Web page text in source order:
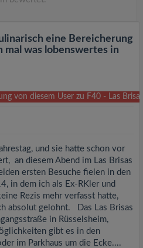
eine Bereicherung
mal was lobenswertes in
von diesem User zu F40 - Las
und sie hatte schon vor
an diesem Abend im Las Brisas
ersten Besuche fielen in den
in dem ich als Ex-RKler und
Rezis mehr verfasst hatte,
absolut gelohnt. Das Las Brisas
in Rüsselsheim,
gibt es in den
im Parkhaus um die Ecke....